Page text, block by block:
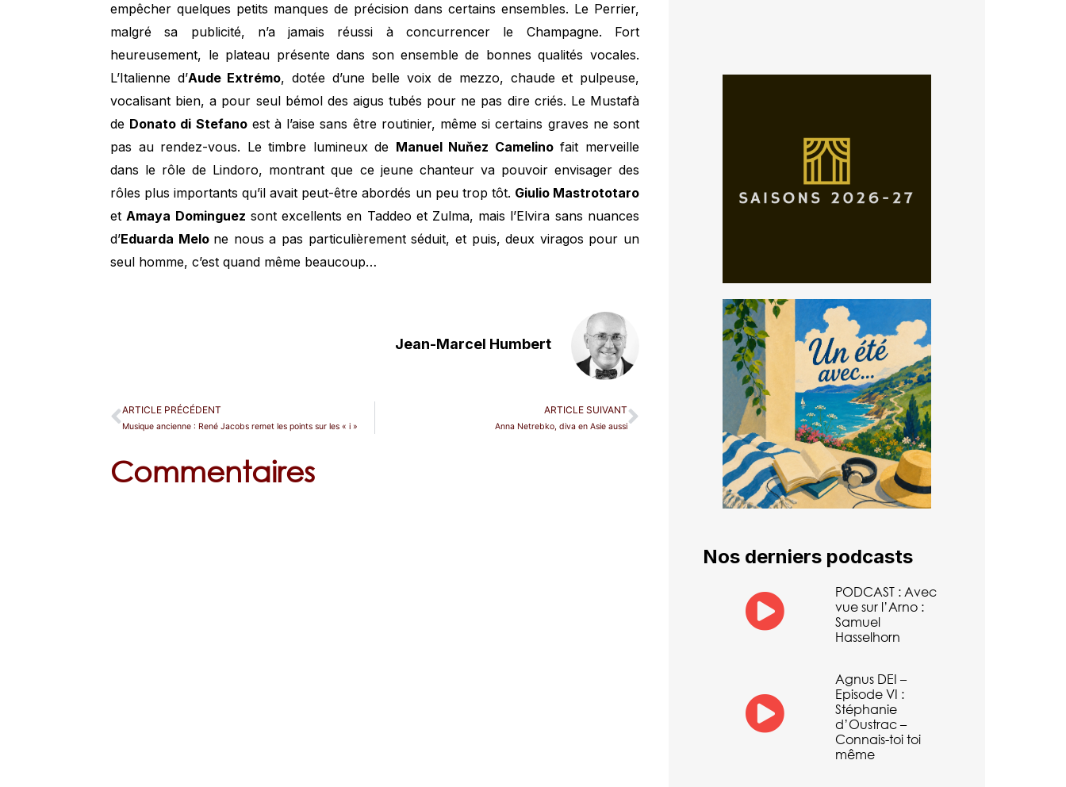
empêcher quelques petits manques de précision dans certains ensembles. Le Perrier,
malgré sa publicité, n’a jamais réussi à concurrencer le Champagne. Fort
heureusement, le plateau présente dans son ensemble de bonnes qualités vocales.
L’Italienne d’Aude Extrémo, dotée d’une belle voix de mezzo, chaude et pulpeuse,
vocalisant bien, a pour seul bémol des aigus tubés pour ne pas dire criés. Le Mustafà
de Donato di Stefanoest à l’aise sans être routinier, même si certains graves ne sont
pas au rendez-vous. Le timbre lumineux de Manuel Nuňez Camelinofait merveille
dans le rôle de Lindoro, montrant que ce jeune chanteur va pouvoir envisager des
rôles plus importants qu’il avait peut-être abordés un peu trop tôt. Giulio Mastrototaro
etAmaya Dominguez sont excellents en Taddeo et Zulma, mais l’Elvira sans nuances
d’Eduarda Melo ne nous a pas particulièrement séduit, et puis, deux viragos pour un
seul homme, c’est quand même beaucoup…
Jean-Marcel Humbert
ARTICLE PRÉCÉDENT
Musique ancienne : René Jacobs remet les points sur les « i »
ARTICLE SUIVANT
Anna Netrebko, diva en Asie aussi
Commentaires
Nos derniers podcasts
PODCAST : Avec
vue sur l’Arno :
Samuel
Hasselhorn
Agnus DEI –
Episode VI :
Stéphanie
d’Oustrac –
Connais-toi toi
même